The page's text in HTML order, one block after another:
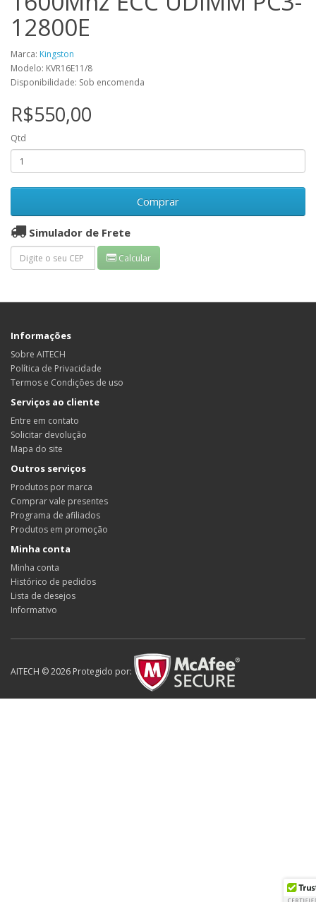
12800E
Marca: Kingston
Modelo: KVR16E11/8
Disponibilidade: Sob encomenda
R$550,00
Qtd
Comprar
Simulador de Frete
Calcular
Informações
Sobre AITECH
Política de Privacidade
Termos e Condições de uso
Serviços ao cliente
Entre em contato
Solicitar devolução
Mapa do site
Outros serviços
Produtos por marca
Comprar vale presentes
Programa de afiliados
Produtos em promoção
Minha conta
Minha conta
Histórico de pedidos
Lista de desejos
Informativo
AITECH © 2026 Protegido por: